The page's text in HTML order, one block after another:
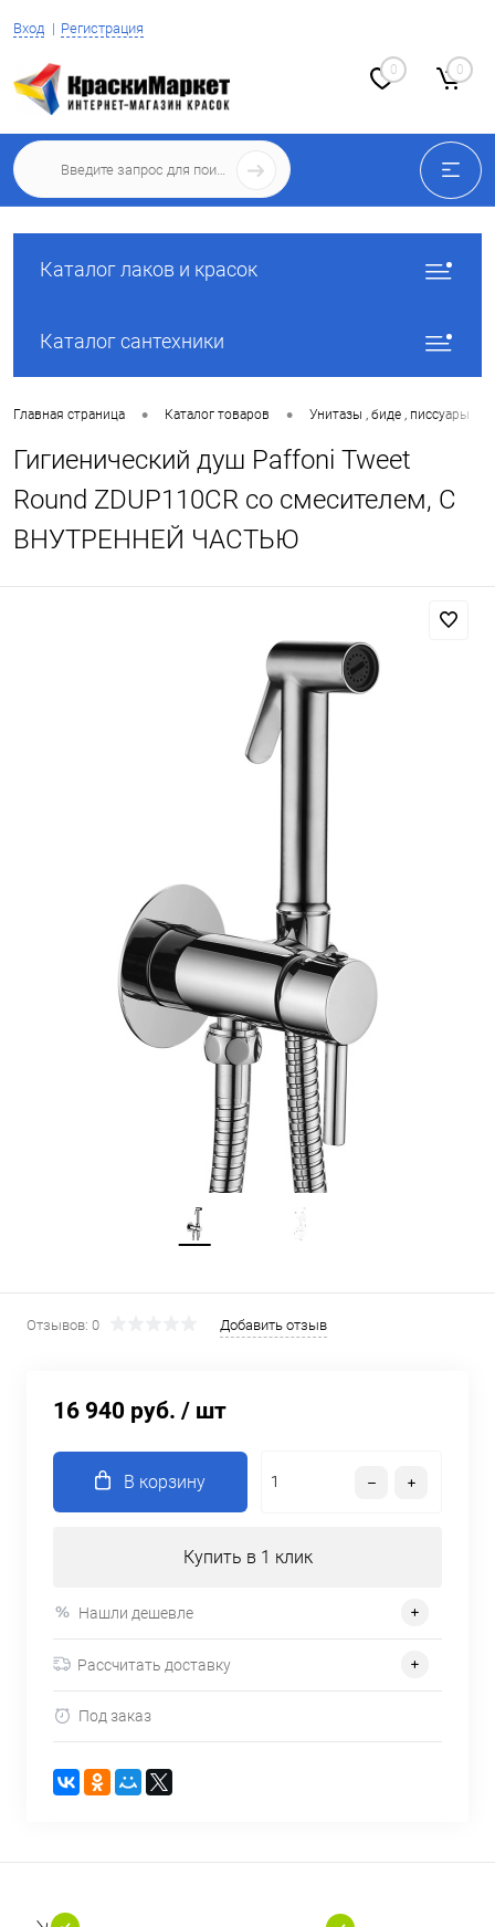
Вход Регистрация
0 0
Каталог лаков и красок
Каталог сантехники
Главная страница • Каталог товаров • Унитазы , биде , писсуары
Гигиенический душ Paffoni Tweet
Round ZDUP110CR со смесителем, С
ВНУТРЕННЕЙ ЧАСТЬЮ
Отзывов: 0 Добавить отзыв
16 940 руб. / шт
В корзину
Купить в 1 клик
Нашли дешевле
Рассчитать доставку
Под заказ